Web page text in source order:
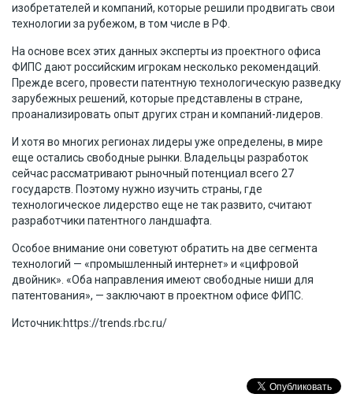
изобретателей и компаний, которые решили продвигать свои
технологии за рубежом, в том числе в РФ.
На основе всех этих данных эксперты из проектного офиса
ФИПС дают российским игрокам несколько рекомендаций.
Прежде всего, провести патентную технологическую разведку
зарубежных решений, которые представлены в стране,
проанализировать опыт других стран и компаний-лидеров.
И хотя во многих регионах лидеры уже определены, в мире
еще остались свободные рынки. Владельцы разработок
сейчас рассматривают рыночный потенциал всего 27
государств. Поэтому нужно изучить страны, где
технологическое лидерство еще не так развито, считают
разработчики патентного ландшафта.
Особое внимание они советуют обратить на две сегмента
технологий — «промышленный интернет» и «цифровой
двойник». «Оба направления имеют свободные ниши для
патентования», — заключают в проектном офисе ФИПС.
Источник:https://trends.rbc.ru/